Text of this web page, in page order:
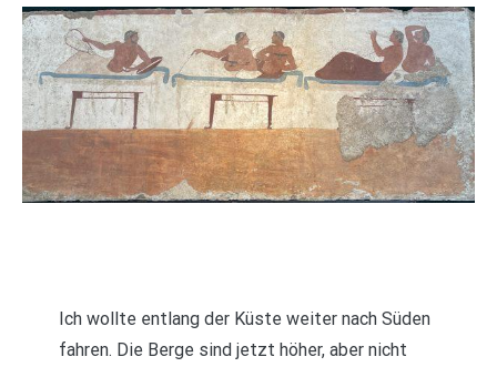
Ich wollte entlang der Küste weiter nach Süden
fahren. Die Berge sind jetzt höher, aber nicht